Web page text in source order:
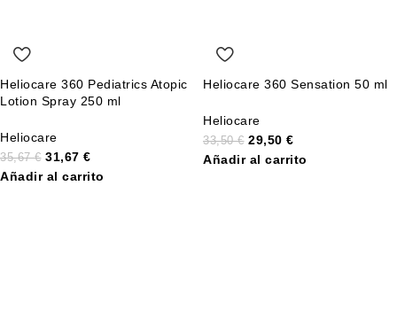
Heliocare 360 Pediatrics Atopic
Lotion Spray 250 ml
Heliocare
35,67€ 31,67 €
Añadir al carrito
Heliocare 360 Sensation 50 ml
Heliocare
33,50€ 29,50 €
Añadir al carrito